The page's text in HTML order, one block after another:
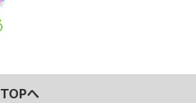
TOPへ